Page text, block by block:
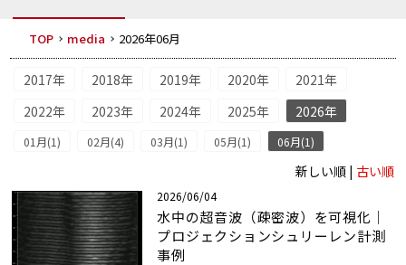
TOP media 2026年06月
2017年 2018年 2019年 2020年
2021年
2022年
2023年 2024年 2025年 2026年
01月(1) 02月(4) 03月(1) 05月(1) 06月(1)
新しい順 | 古い順
2026/06/04
水中の超音波（疎密波）を可視化｜
プロジェクションシュリーレン計測
事例